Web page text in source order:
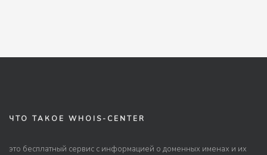
ЧТО ТАКОЕ WHOIS-CENTER
это бесплатный сервис с информацией о доменных именах и их